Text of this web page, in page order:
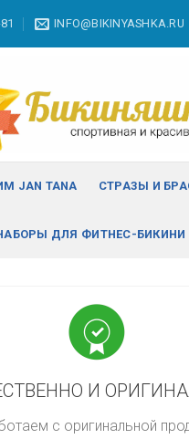
INFO@BIKINYASHKA.RU
JAN TANA СТРАЗЫ И
ДЛЯ ФИТНЕС-БИКИНИ
И
с оригинальной